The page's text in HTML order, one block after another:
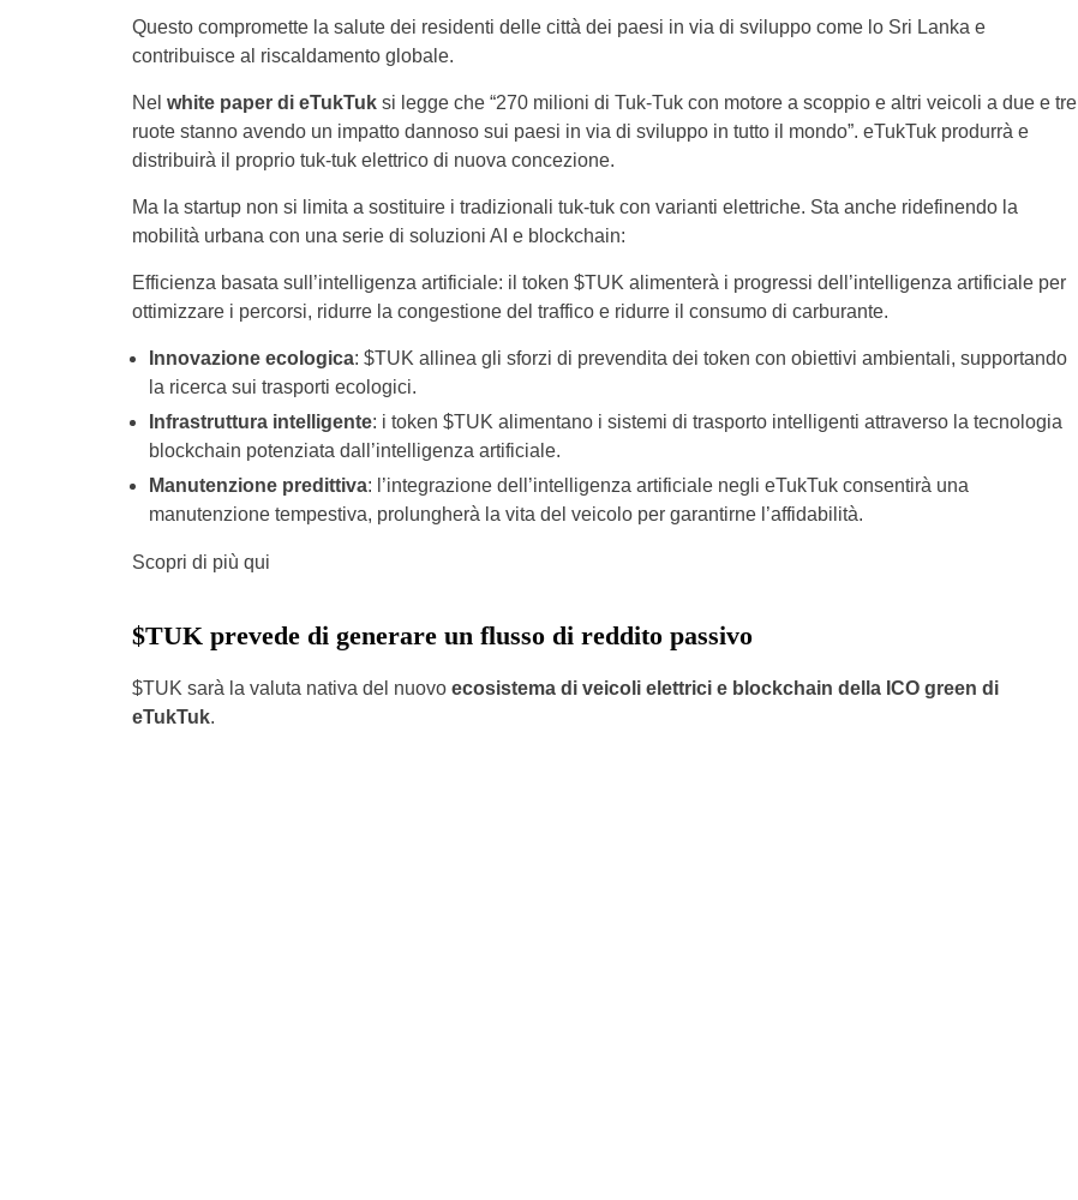
Questo compromette la salute dei residenti delle città dei paesi in via di sviluppo come lo Sri Lanka e
contribuisce al riscaldamento globale.
Nel white paper di eTukTuk si legge che “270 milioni di Tuk-Tuk con motore a scoppio e altri veicoli a due e tre
ruote stanno avendo un impatto dannoso sui paesi in via di sviluppo in tutto il mondo”. eTukTuk produrrà e
distribuirà il proprio tuk-tuk elettrico di nuova concezione.
Ma la startup non si limita a sostituire i tradizionali tuk-tuk con varianti elettriche. Sta anche ridefinendo la
mobilità urbana con una serie di soluzioni AI e blockchain:
Efficienza basata sull’intelligenza artificiale: il token $TUK alimenterà i progressi dell’intelligenza artificiale per
ottimizzare i percorsi, ridurre la congestione del traffico e ridurre il consumo di carburante.
Innovazione ecologica: $TUK allinea gli sforzi di prevendita dei token con obiettivi ambientali, supportando
la ricerca sui trasporti ecologici.
Infrastruttura intelligente: i token $TUK alimentano i sistemi di trasporto intelligenti attraverso la tecnologia
blockchain potenziata dall’intelligenza artificiale.
Manutenzione predittiva: l’integrazione dell’intelligenza artificiale negli eTukTuk consentirà una
manutenzione tempestiva, prolungherà la vita del veicolo per garantirne l’affidabilità.
Scopri di più qui
$TUK prevede di generare un flusso di reddito passivo
$TUK sarà la valuta nativa del nuovoecosistema di veicoli elettrici e blockchain della ICO green di
eTukTuk.